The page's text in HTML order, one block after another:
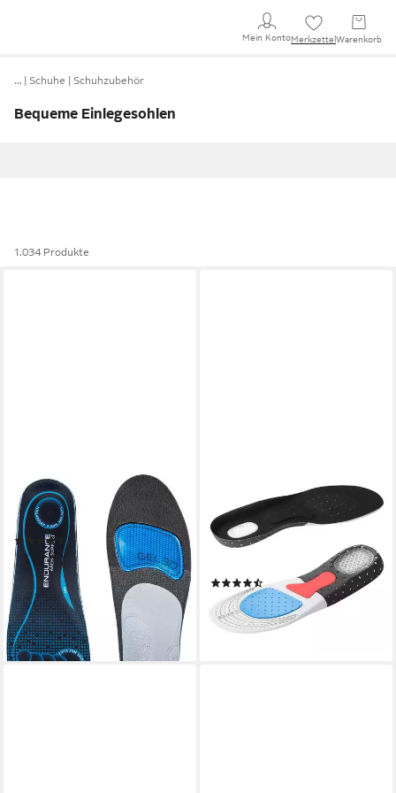
Mein KontoMerkzettel Warenkorb
… Schuhe Schuhzubehör
Bequeme Einlegesohlen
1.034 Produkte
ENDURANCE
Einlegesohlen, mit
stoßabsorbierendem Material
(2)
29,95 €
lieferbar - in 2-3 Werktagen bei dir
Einlegesohlen Schuh Sport
Gel Einlage Größe 40 bis 45,
gegen Fersensporn
Orthopädische Einlage
(15)
10,99 € UVP 16,99 €
-35%